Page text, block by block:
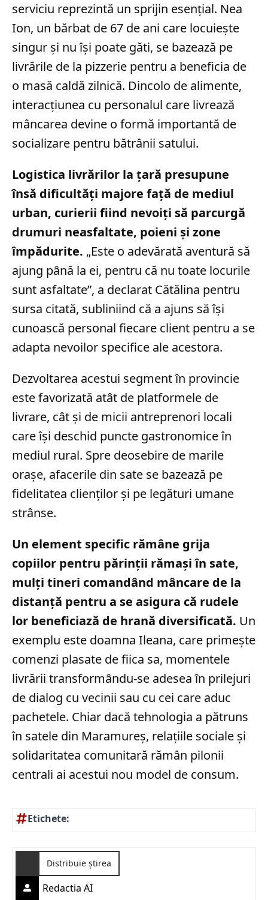
serviciu reprezintă un sprijin esențial. Nea
Ion, un bărbat de 67 de ani care locuiește
singur și nu își poate găti, se bazează pe
livrările de la pizzerie pentru a beneficia de
o masă caldă zilnică. Dincolo de alimente,
interacțiunea cu personalul care livrează
mâncarea devine o formă importantă de
socializare pentru bătrânii satului.
Logistica livrărilor la țară presupune
însă dificultăți majore față de mediul
urban, curierii fiind nevoiți să parcurgă
drumuri neasfaltate, poieni și zone
împădurite. „Este o adevărată aventură să
ajung până la ei, pentru că nu toate locurile
sunt asfaltate”, a declarat Cătălina pentru
sursa citată, subliniind că a ajuns să își
cunoască personal fiecare client pentru a se
adapta nevoilor specifice ale acestora.
Dezvoltarea acestui segment în provincie
este favorizată atât de platformele de
livrare, cât și de micii antreprenori locali
care își deschid puncte gastronomice în
mediul rural. Spre deosebire de marile
orașe, afacerile din sate se bazează pe
fidelitatea clienților și pe legături umane
strânse.
Un element specific rămâne grija
copiilor pentru părinții rămași în sate,
mulți tineri comandând mâncare de la
distanță pentru a se asigura că rudele
lor beneficiază de hrană diversificată. Un
exemplu este doamna Ileana, care primește
comenzi plasate de fiica sa, momentele
livrării transformându-se adesea în prilejuri
de dialog cu vecinii sau cu cei care aduc
pachetele. Chiar dacă tehnologia a pătruns
în satele din Maramureș, relațiile sociale și
solidaritatea comunitară rămân pilonii
centrali ai acestui nou model de consum.
Etichete:
Distribuie știrea
Redactia AI